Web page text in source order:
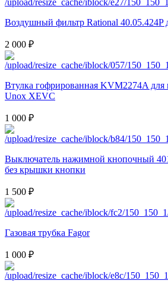
Воздушный фильтр Rational
2 000 ₽
Втулка гофрированная KVM2274A для
Unox XEVC
1 000 ₽
Выключатель нажимной кнопочный
без крышки кнопки
1 500 ₽
Газовая трубка Fagor
1 000 ₽